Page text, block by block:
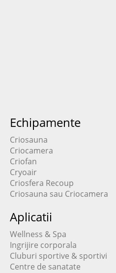
Echipamente
Criosauna
Criocamera
Criofan
Cryoair
Criosfera Recoup
Criosauna sau Criocamera
Aplicatii
Wellness & Spa
Ingrijire corporala
Cluburi sportive & sportivi
Centre de sanatate